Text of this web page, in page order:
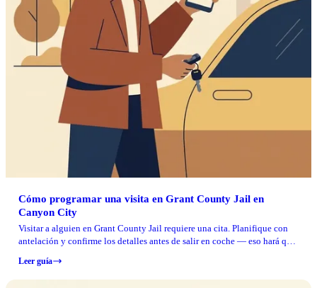
Cómo programar una visita en Grant County Jail en
Canyon City
Visitar a alguien en Grant County Jail requiere una cita. Planifique con
antelación y confirme los detalles antes de salir en coche — eso hará que
Leer guía